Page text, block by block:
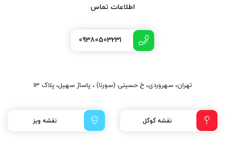
اطلاعات تماس
09380503231
تهران، سهروردی، خ حسینی (سورنا) ، پاساژ سهیل، پلاک 13
نقشه گوگل نقشه ویز